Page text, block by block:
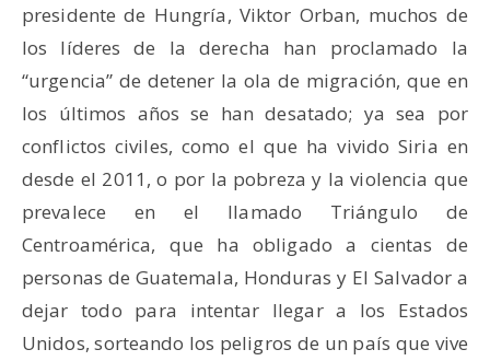
presidente de Hungría, Viktor Orban, muchos de
los líderes de la derecha han proclamado la
“urgencia” de detener la ola de migración, que en
los últimos años se han desatado; ya sea por
conflictos civiles, como el que ha vivido Siria en
desde el 2011, o por la pobreza y la violencia que
prevalece en el llamado Triángulo de
Centroamérica, que ha obligado a cientas de
personas de Guatemala, Honduras y El Salvador a
dejar todo para intentar llegar a los Estados
Unidos, sorteando los peligros de un país que vive